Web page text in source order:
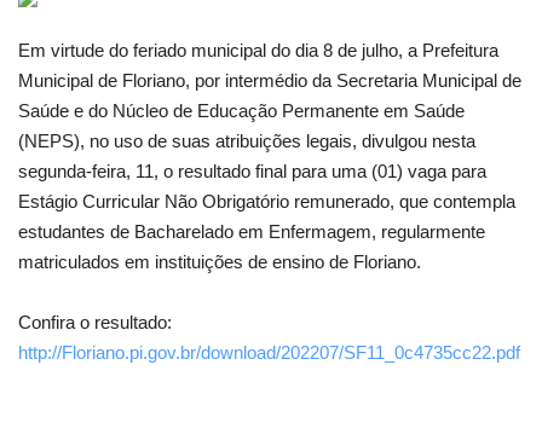
Notícias
Vídeos
Webmail
Contato
Em virtude do feriado municipal do dia 8 de julho, a Prefeitura
Municipal de Floriano, por intermédio da Secretaria Municipal de
Saúde e do Núcleo de Educação Permanente em Saúde
(NEPS), no uso de suas atribuições legais, divulgou nesta
segunda-feira, 11, o resultado final para uma (01) vaga para
Estágio Curricular Não Obrigatório remunerado, que contempla
estudantes de Bacharelado em Enfermagem, regularmente
matriculados em instituições de ensino de Floriano.
Confira o resultado:
http://Floriano.pi.gov.br/download/202207/SF11_0c4735cc22.pdf